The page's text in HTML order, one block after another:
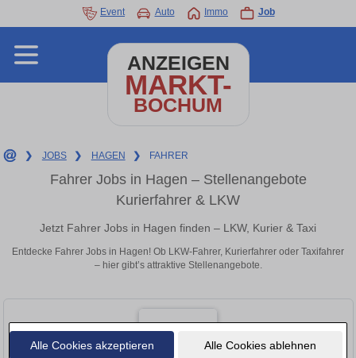
Alle Cookies akzeptieren Alle Cookies ablehnen
Event Auto Immo Job
ANZEIGEN
MARKT-
BOCHUM
❯ JOBS ❯ HAGEN ❯ FAHRER
Fahrer Jobs in Hagen – Stellenangebote
Kurierfahrer & LKW
Jetzt Fahrer Jobs in Hagen finden – LKW, Kurier & Taxi
Entdecke Fahrer Jobs in Hagen! Ob LKW-Fahrer, Kurierfahrer oder Taxifahrer
– hier gibt’s attraktive Stellenangebote.